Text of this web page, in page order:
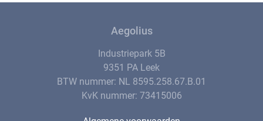
Aegolius
Industriepark 5B
9351 PA Leek
BTW nummer: NL 8595.258.67.B.01
KvK nummer: 73415006